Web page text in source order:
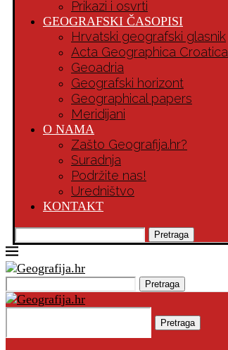
Prikazi i osvrti
GEOGRAFSKI ČASOPISI
Hrvatski geografski glasnik
Acta Geographica Croatica
Geoadria
Geografski horizont
Geographical papers
Meridijani
O NAMA
Zašto Geografija.hr?
Suradnja
Podržite nas!
Uredništvo
KONTAKT
Pretraga
Pretraga
Pretraga